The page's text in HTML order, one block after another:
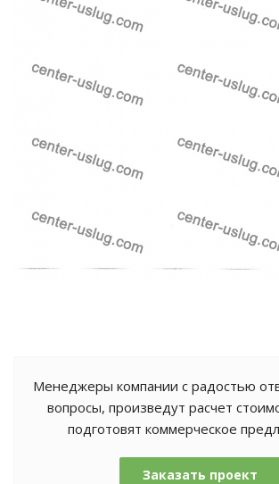
Менеджеры компании с радостью
вопросы, произведут расчет
подготовят коммерческое
Заказать проект